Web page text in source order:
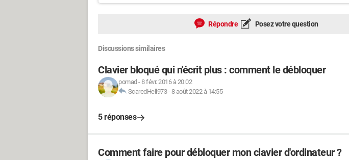
Répondre Posez votre question
Discussions similaires
Clavier bloqué qui n'écrit plus : comment le débloquer
pomad -8 févr. 2016 à 20:02
ScaredHell973-8 août 2022 à 14:55
5 réponses
Comment faire pour débloquer mon clavier d'ordinateur ?